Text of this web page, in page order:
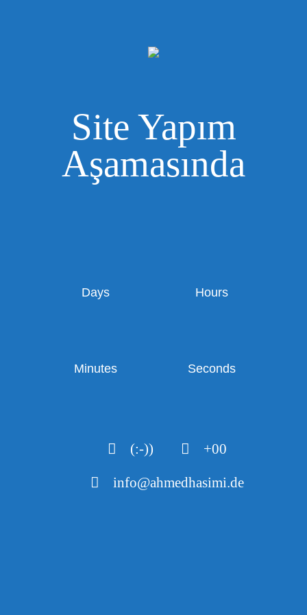
Site Yapım
Aşamasında
Days Hours
Minutes Seconds
(:-)) +00
info@ahmedhasimi.de